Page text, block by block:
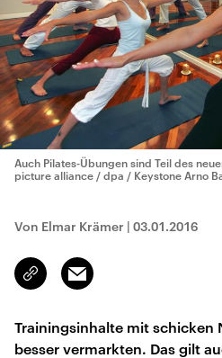
Auch Pilates-Übungen sind Teil des
picture alliance / dpa / Keystone Arno
Von Elmar Krämer | 03.01.2016
Link
kopieren/teilen
Email
Trainingsinhalte mit schicken
besser vermarkten. Das gilt